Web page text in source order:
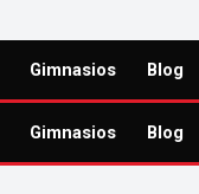
Gimnasios Blog
Gimnasios Blog